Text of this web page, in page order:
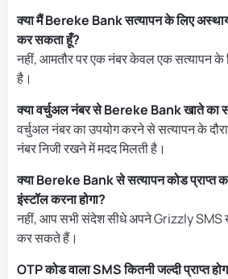
क्या मैं Bereke Bank सत्यापन के लिए
कर सकता हूँ?
नहीं, आमतौर पर एक नंबर केवल एक सत्यापन के
है।
क्या वर्चुअल नंबर से Bereke Bank खाते का
वर्चुअल नंबर का उपयोग करने से सत्यापन के
नंबर निजी रखने में मदद मिलती है।
क्या Bereke Bank से सत्यापन कोड प्राप्त
इंस्टॉल करना होगा?
नहीं, आप सभी संदेश सीधे अपने Grizzly SMS
कर सकते हैं।
OTP कोड वाला SMS कितनी जल्दी प्राप्त